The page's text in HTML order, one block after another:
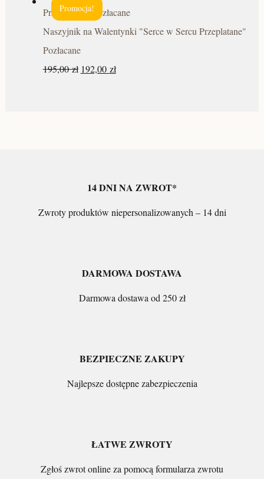
Promocja!
Naszyjnik na Walentynki "Serce w Sercu Przeplatane"
Pozłacane
195,00zł 192,00 zł
14 DNI NA ZWROT*
Zwroty produktów niepersonalizowanych – 14 dni
DARMOWA DOSTAWA
Darmowa dostawa od 250 zł
BEZPIECZNE ZAKUPY
Najlepsze dostępne zabezpieczenia
ŁATWE ZWROTY
Zgłoś zwrot online za pomocą formularza zwrotu